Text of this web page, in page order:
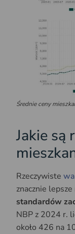
Średnie ceny
Jakie są
Rzeczywiste
znacznie
standardów
NBP z 2024 r.
około 426 na